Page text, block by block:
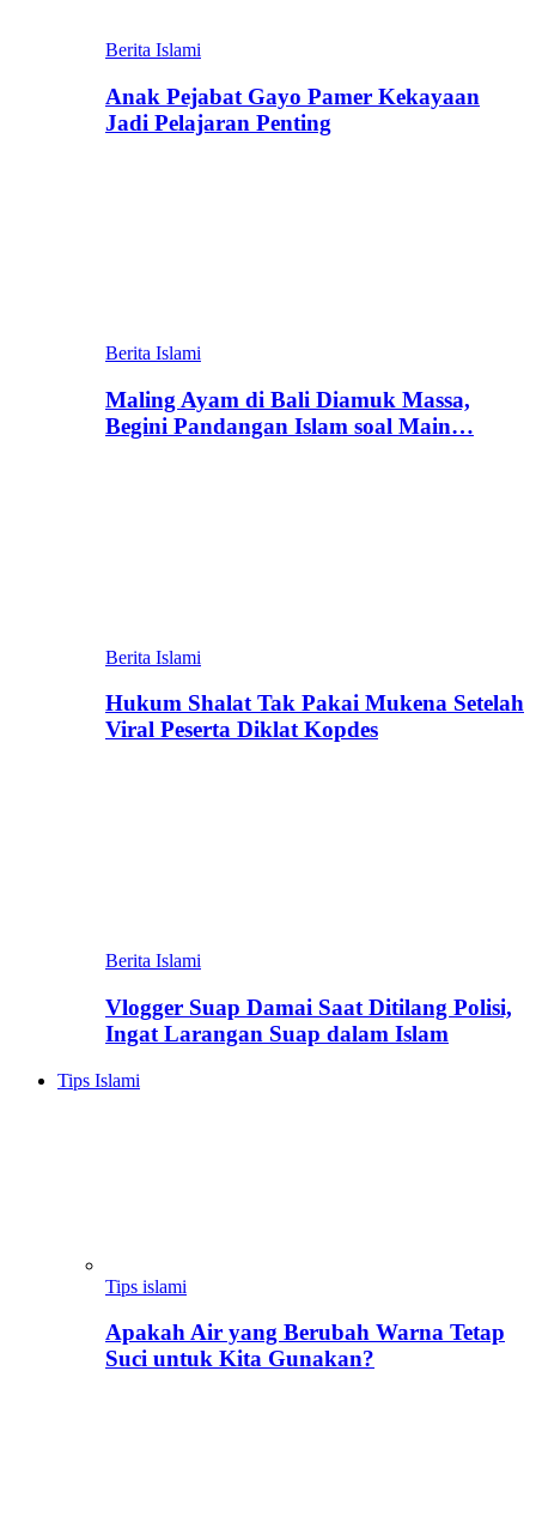
Berita Islami
Anak Pejabat Gayo Pamer Kekayaan
Jadi Pelajaran Penting
Berita Islami
Maling Ayam di Bali Diamuk Massa,
Begini Pandangan Islam soal Main…
Berita Islami
Hukum Shalat Tak Pakai Mukena Setelah
Viral Peserta Diklat Kopdes
Berita Islami
Vlogger Suap Damai Saat Ditilang Polisi,
Ingat Larangan Suap dalam Islam
Tips Islami
Tips islami
Apakah Air yang Berubah Warna Tetap
Suci untuk Kita Gunakan?